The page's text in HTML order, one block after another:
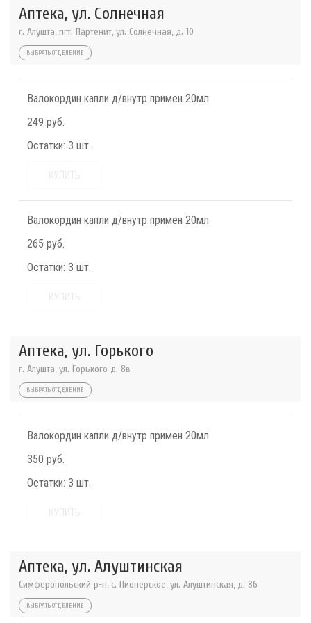
Аптека, ул. Солнечная
г. Алушта, пгт. Партенит, ул. Солнечная, д. 10
ВЫБРАТЬ ОТДЕЛЕНИЕ
Валокордин капли д/внутр примен 20мл
249 руб.
Остатки: 3 шт.
Валокордин капли д/внутр примен 20мл
265 руб.
Остатки: 3 шт.
Аптека, ул. Горького
г. Алушта, ул. Горького д. 8в
ВЫБРАТЬ ОТДЕЛЕНИЕ
Валокордин капли д/внутр примен 20мл
350 руб.
Остатки: 3 шт.
Аптека, ул. Алуштинская
Симферопольский р-н, с. Пионерское, ул. Алуштинская, д. 86
ВЫБРАТЬ ОТДЕЛЕНИЕ